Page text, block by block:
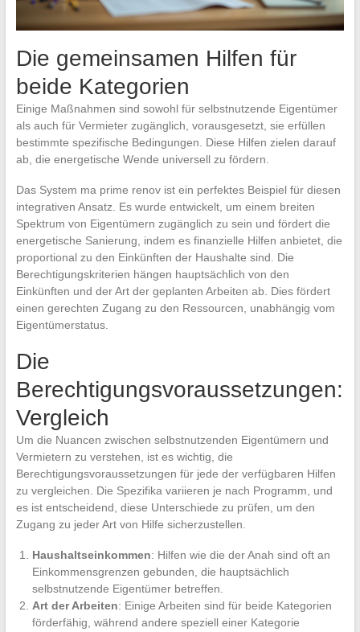
Die gemeinsamen Hilfen für
beide Kategorien
Einige Maßnahmen sind sowohl für selbstnutzende Eigentümer
als auch für Vermieter zugänglich, vorausgesetzt, sie erfüllen
bestimmte spezifische Bedingungen. Diese Hilfen zielen darauf
ab, die energetische Wende universell zu fördern.
Das System ma prime renov ist ein perfektes Beispiel für diesen
integrativen Ansatz. Es wurde entwickelt, um einem breiten
Spektrum von Eigentümern zugänglich zu sein und fördert die
energetische Sanierung, indem es finanzielle Hilfen anbietet, die
proportional zu den Einkünften der Haushalte sind. Die
Berechtigungskriterien hängen hauptsächlich von den
Einkünften und der Art der geplanten Arbeiten ab. Dies fördert
einen gerechten Zugang zu den Ressourcen, unabhängig vom
Eigentümerstatus.
Die
Berechtigungsvoraussetzungen:
Vergleich
Um die Nuancen zwischen selbstnutzenden Eigentümern und
Vermietern zu verstehen, ist es wichtig, die
Berechtigungsvoraussetzungen für jede der verfügbaren Hilfen
zu vergleichen. Die Spezifika variieren je nach Programm, und
es ist entscheidend, diese Unterschiede zu prüfen, um den
Zugang zu jeder Art von Hilfe sicherzustellen.
Haushaltseinkommen: Hilfen wie die der Anah sind oft an
Einkommensgrenzen gebunden, die hauptsächlich
selbstnutzende Eigentümer betreffen.
Art der Arbeiten: Einige Arbeiten sind für beide Kategorien
förderfähig, während andere speziell einer Kategorie